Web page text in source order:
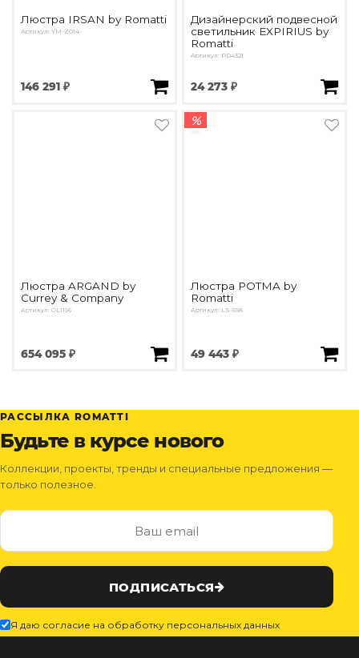
Люстра IRSAN by Romatti
Артикул: YM-Z014
146 291 ₽
Дизайнерский подвесной
светильник EXPIRIUS by
Romatti
Артикул: PD4321
24 273 ₽
Люстра ARGAND by
Currey & Company
Артикул: OL1196
654 095 ₽
%
Люстра POTMA by
Romatti
Артикул: LS-598
49 443 ₽
РАССЫЛКА ROMATTI
Будьте в курсе нового
Коллекции, проекты, тренды и специальные предложения —
только полезное.
ПОДПИСАТЬСЯ
Я даю согласие на обработку персональных данных